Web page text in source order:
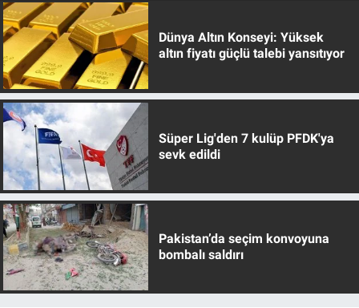
Dünya Altın Konseyi: Yüksek
altın fiyatı güçlü talebi yansıtıyor
Süper Lig'den 7 kulüp PFDK'ya
sevk edildi
Pakistan’da seçim konvoyuna
bombalı saldırı